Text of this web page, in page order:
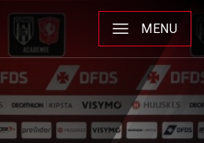
MENU